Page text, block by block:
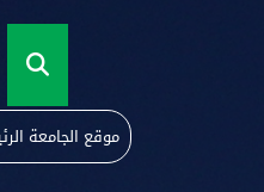
موقع الجامعة